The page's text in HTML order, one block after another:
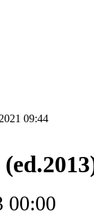
09:44
00:00